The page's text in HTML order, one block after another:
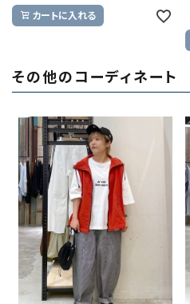
カートに入れる
その他のコーディネート